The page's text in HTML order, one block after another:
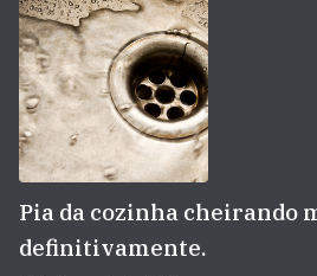
Pia da cozinha cheirando
definitivamente.